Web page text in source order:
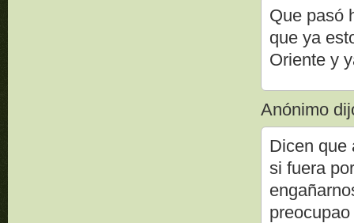
Que pasó
que ya
Oriente y
Anónimo
Dicen que
si fuera